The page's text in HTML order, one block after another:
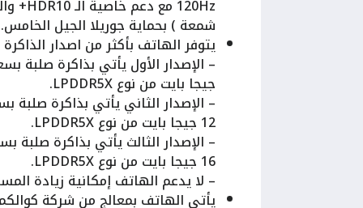
شمعة ) بحماية جوريلا الجيل الخامس.
يتوفر الهاتف بأكثر من اصدار
جيجا بايت من نوع LPDDR5X.
12 جيجا بايت من نوع LPDDR5X.
16 جيجا بايت من نوع LPDDR5X.
– لا يدعم الهاتف إمكانية زيادة